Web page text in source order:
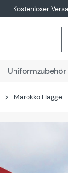
Kostenloser
Uniformzubehör
Marokko Flagge